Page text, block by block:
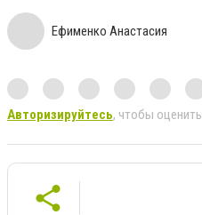
Ефименко Анастасия
Авторизируйтесь, чтобы оценить